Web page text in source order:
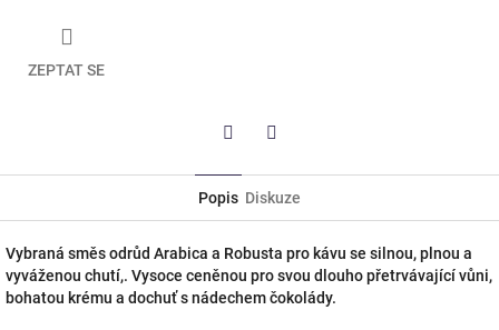
ZEPTAT SE
Popis Diskuze
Vybraná směs odrůd Arabica a Robusta pro kávu se silnou, plnou a
vyváženou chutí,. Vysoce ceněnou pro svou dlouho přetrvávající vůni,
bohatou krému a dochuť s nádechem čokolády.